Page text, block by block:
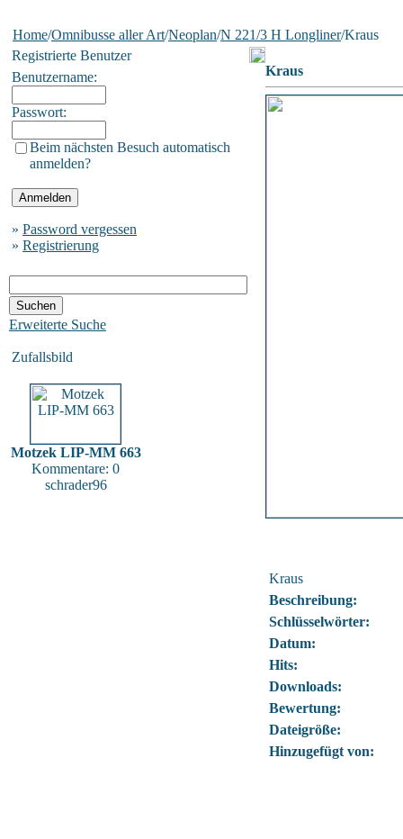
Home/Omnibusse aller Art/Neoplan/N 221/3 H Longliner/Kraus
Registrierte Benutzer
Benutzername:
Passwort:
Beim nächsten Besuch automatisch
anmelden?
» Password vergessen
» Registrierung
Erweiterte Suche
Zufallsbild
Motzek LIP-MM 663
Kommentare: 0
schrader96
Kraus
Kraus
Beschreibung:
Schlüsselwörter:
Datum:
Hits:
Downloads:
Bewertung:
Dateigröße:
Hinzugefügt von: